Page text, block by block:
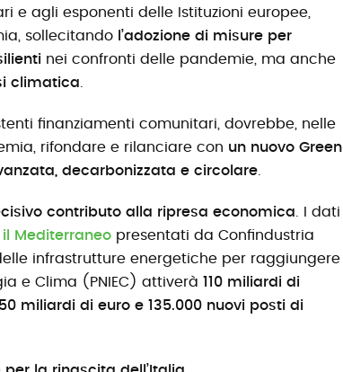
e agli esponenti delle Istituzioni europee,
sollecitando l’adozione di misure per
nei confronti delle pandemie, ma anche
climatica
finanziamenti comunitari, dovrebbe, nelle
rifondare e rilanciare con un nuovo Green
decarbonizzata e circolare
contributo alla ripresa economica . I dati
Mediterraneo presentati da Confindustria
infrastrutture energetiche per raggiungere
e Clima (PNIEC) attiverà 110 miliardi di
miliardi di euro e 135.000 nuovi posti di